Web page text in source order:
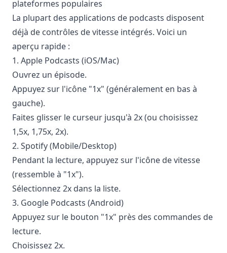
plateformes populaires
La plupart des applications de podcasts disposent
déjà de contrôles de vitesse intégrés. Voici un
aperçu rapide :
1. Apple Podcasts (iOS/Mac)
Ouvrez un épisode.
Appuyez sur l'icône "1x" (généralement en bas à
gauche).
Faites glisser le curseur jusqu'à 2x (ou choisissez
1,5x, 1,75x, 2x).
2. Spotify (Mobile/Desktop)
Pendant la lecture, appuyez sur l'icône de vitesse
(ressemble à "1x").
Sélectionnez 2x dans la liste.
3. Google Podcasts (Android)
Appuyez sur le bouton "1x" près des commandes de
lecture.
Choisissez 2x.